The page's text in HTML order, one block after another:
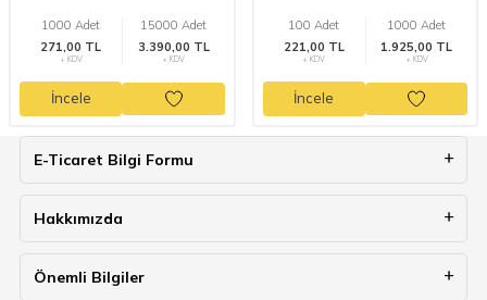
1000 Adet
271,00 TL
+ KDV
15000 Adet
3.390,00 TL
+ KDV
İncele
100 Adet
221,00 TL
+ KDV
1000 Adet
1.925,00 TL
+ KDV
İncele
E-Ticaret Bilgi Formu
Hakkımızda
Önemli Bilgiler